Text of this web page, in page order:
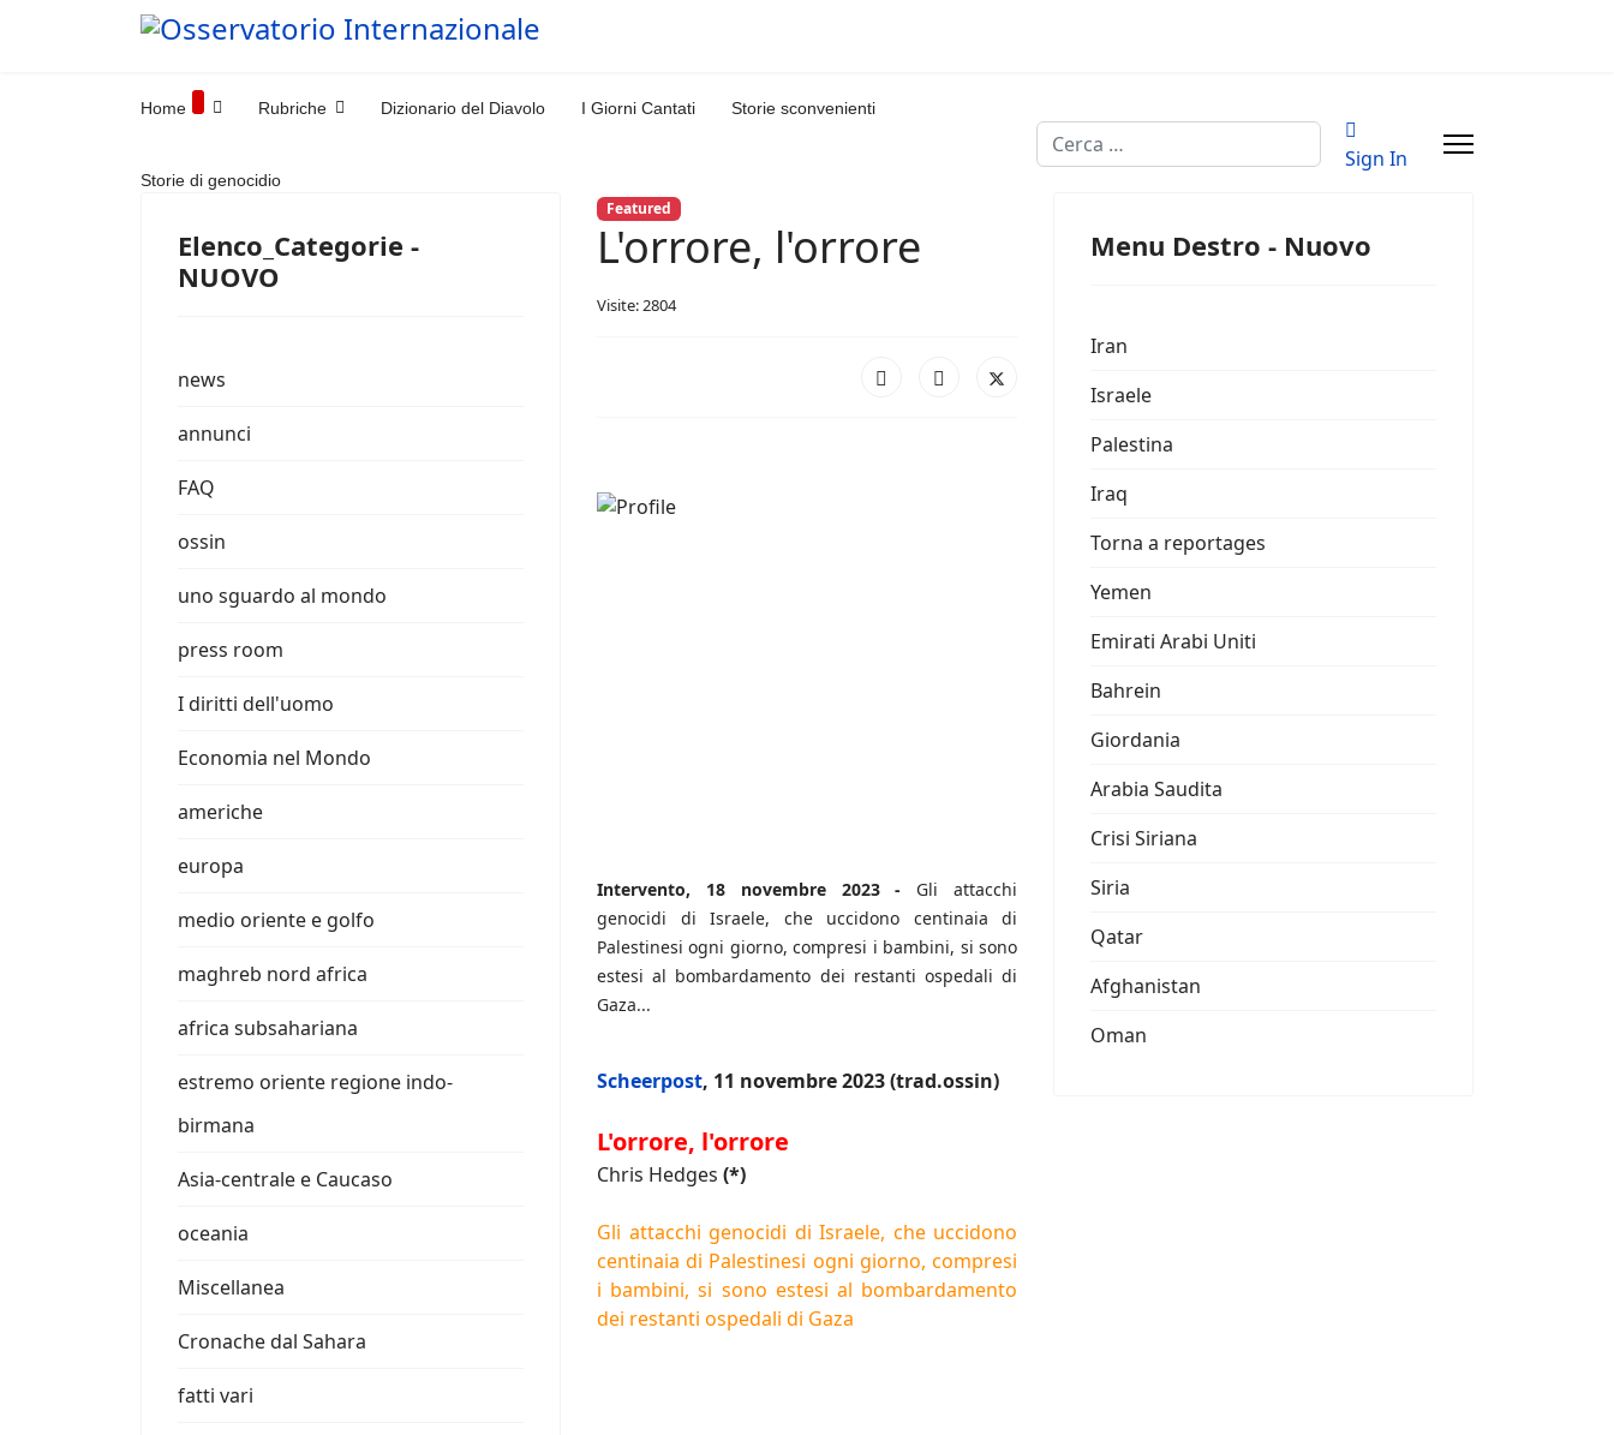
Home Rubriche Dizionario del Diavolo I Giorni Cantati Storie sconvenienti
Storie di genocidio
Cerca
Sign In
Elenco_Categorie -
NUOVO
news
annunci
FAQ
ossin
uno sguardo al mondo
press room
I diritti dell'uomo
Economia nel Mondo
americhe
europa
medio oriente e golfo
maghreb nord africa
africa subsahariana
estremo oriente regione indo-
birmana
Asia-centrale e Caucaso
oceania
Miscellanea
Cronache dal Sahara
fatti vari
Featured
L'orrore, l'orrore
Visite: 2804
Intervento, 18 novembre 2023 - Gli attacchi
genocidi di Israele, che uccidono centinaia di
Palestinesi ogni giorno, compresi i bambini, si sono
estesi al bombardamento dei restanti ospedali di
Gaza...
Scheerpost, 11 novembre 2023 (trad.ossin)
L'orrore, l'orrore
Chris Hedges (*)
Gli attacchi genocidi di Israele, che uccidono
centinaia di Palestinesi ogni giorno, compresi
i bambini, si sono estesi al bombardamento
dei restanti ospedali di Gaza
Menu Destro - Nuovo
Iran
Israele
Palestina
Iraq
Torna a reportages
Yemen
Emirati Arabi Uniti
Bahrein
Giordania
Arabia Saudita
Crisi Siriana
Siria
Qatar
Afghanistan
Oman